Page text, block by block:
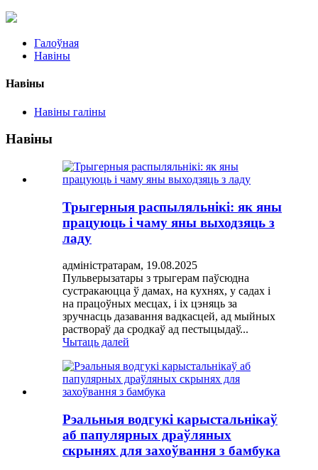
Галоўная
Навіны
Навіны
Навіны галіны
Навіны
Трыгерныя распыляльнікі: як яны
працуюць і чаму яны выходзяць з
ладу
адміністратарам, 19.08.2025
Пульверызатары з трыгерам паўсюдна
сустракаюцца ў дамах, на кухнях, у садах і
на працоўных месцах, і іх цэняць за
зручнасць дазавання вадкасцей, ад мыйных
раствораў да сродкаў ад пестыцыдаў...
Чытаць далей
Рэальныя водгукі карыстальнікаў
аб папулярных драўляных
скрынях для захоўвання з бамбука